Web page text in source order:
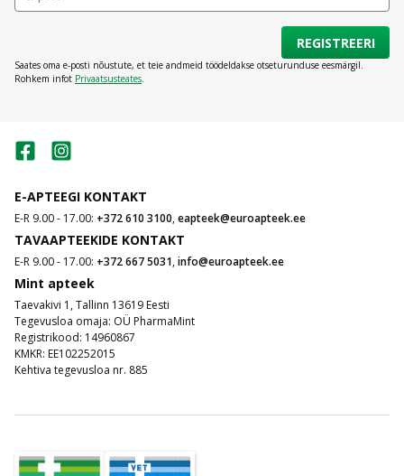
REGISTREERI
Saates oma e-posti nõustute, et teie andmeid töödeldakse otseturunduse eesmärgil.
Rohkem infot Privaatsusteates.
E-APTEEGI KONTAKT
E-R 9.00 - 17.00: +372 610 3100,eapteek@euroapteek.ee
TAVAAPTEEKIDE KONTAKT
E-R 9.00 - 17.00: +372 667 5031,info@euroapteek.ee
Mint apteek
Taevakivi 1, Tallinn 13619 Eesti
Tegevusloa omaja: OÜ PharmaMint
Registrikood: 14960867
KMKR: EE102252015
Kehtiva tegevusloa nr. 885